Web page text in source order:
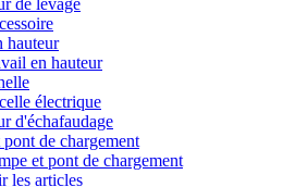
de levage
hauteur
en hauteur
électrique
d'échafaudage
pont de chargement
et pont de chargement
les articles